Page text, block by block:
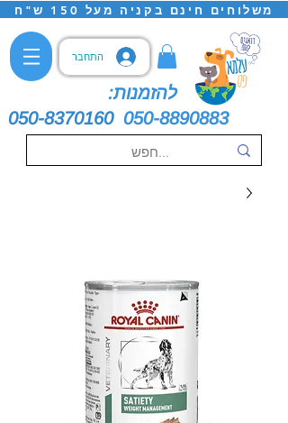
משלוחים חינם בקניה מעל 150 ש"ח
התחבר
להזמנות:
050-8370160 050-8890883